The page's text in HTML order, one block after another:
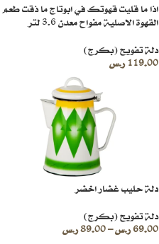
اذا ما قليت قهوتك في ابوتاج ما ذقت طعم
القهوة الاصلية مفواح معدن 3.6 لتر
دلة تفويح (بكرج)
119.00 ر.س
دلة حليب غضار اخضر
دلة تفويح (بكرج)
69.00ر.س–
89.00ر.س